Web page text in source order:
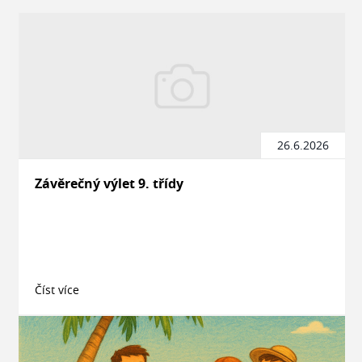
26.6.2026
Závěrečný výlet 9. třídy
Číst více